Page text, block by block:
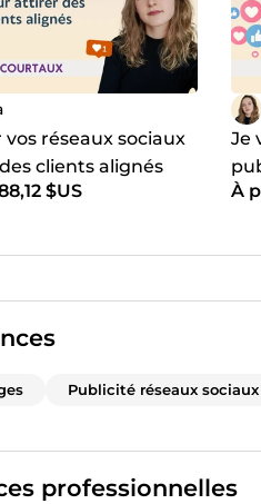
vos réseaux sociaux
clients alignés
$US
Je
À
Publicité réseaux sociaux
professionnelles